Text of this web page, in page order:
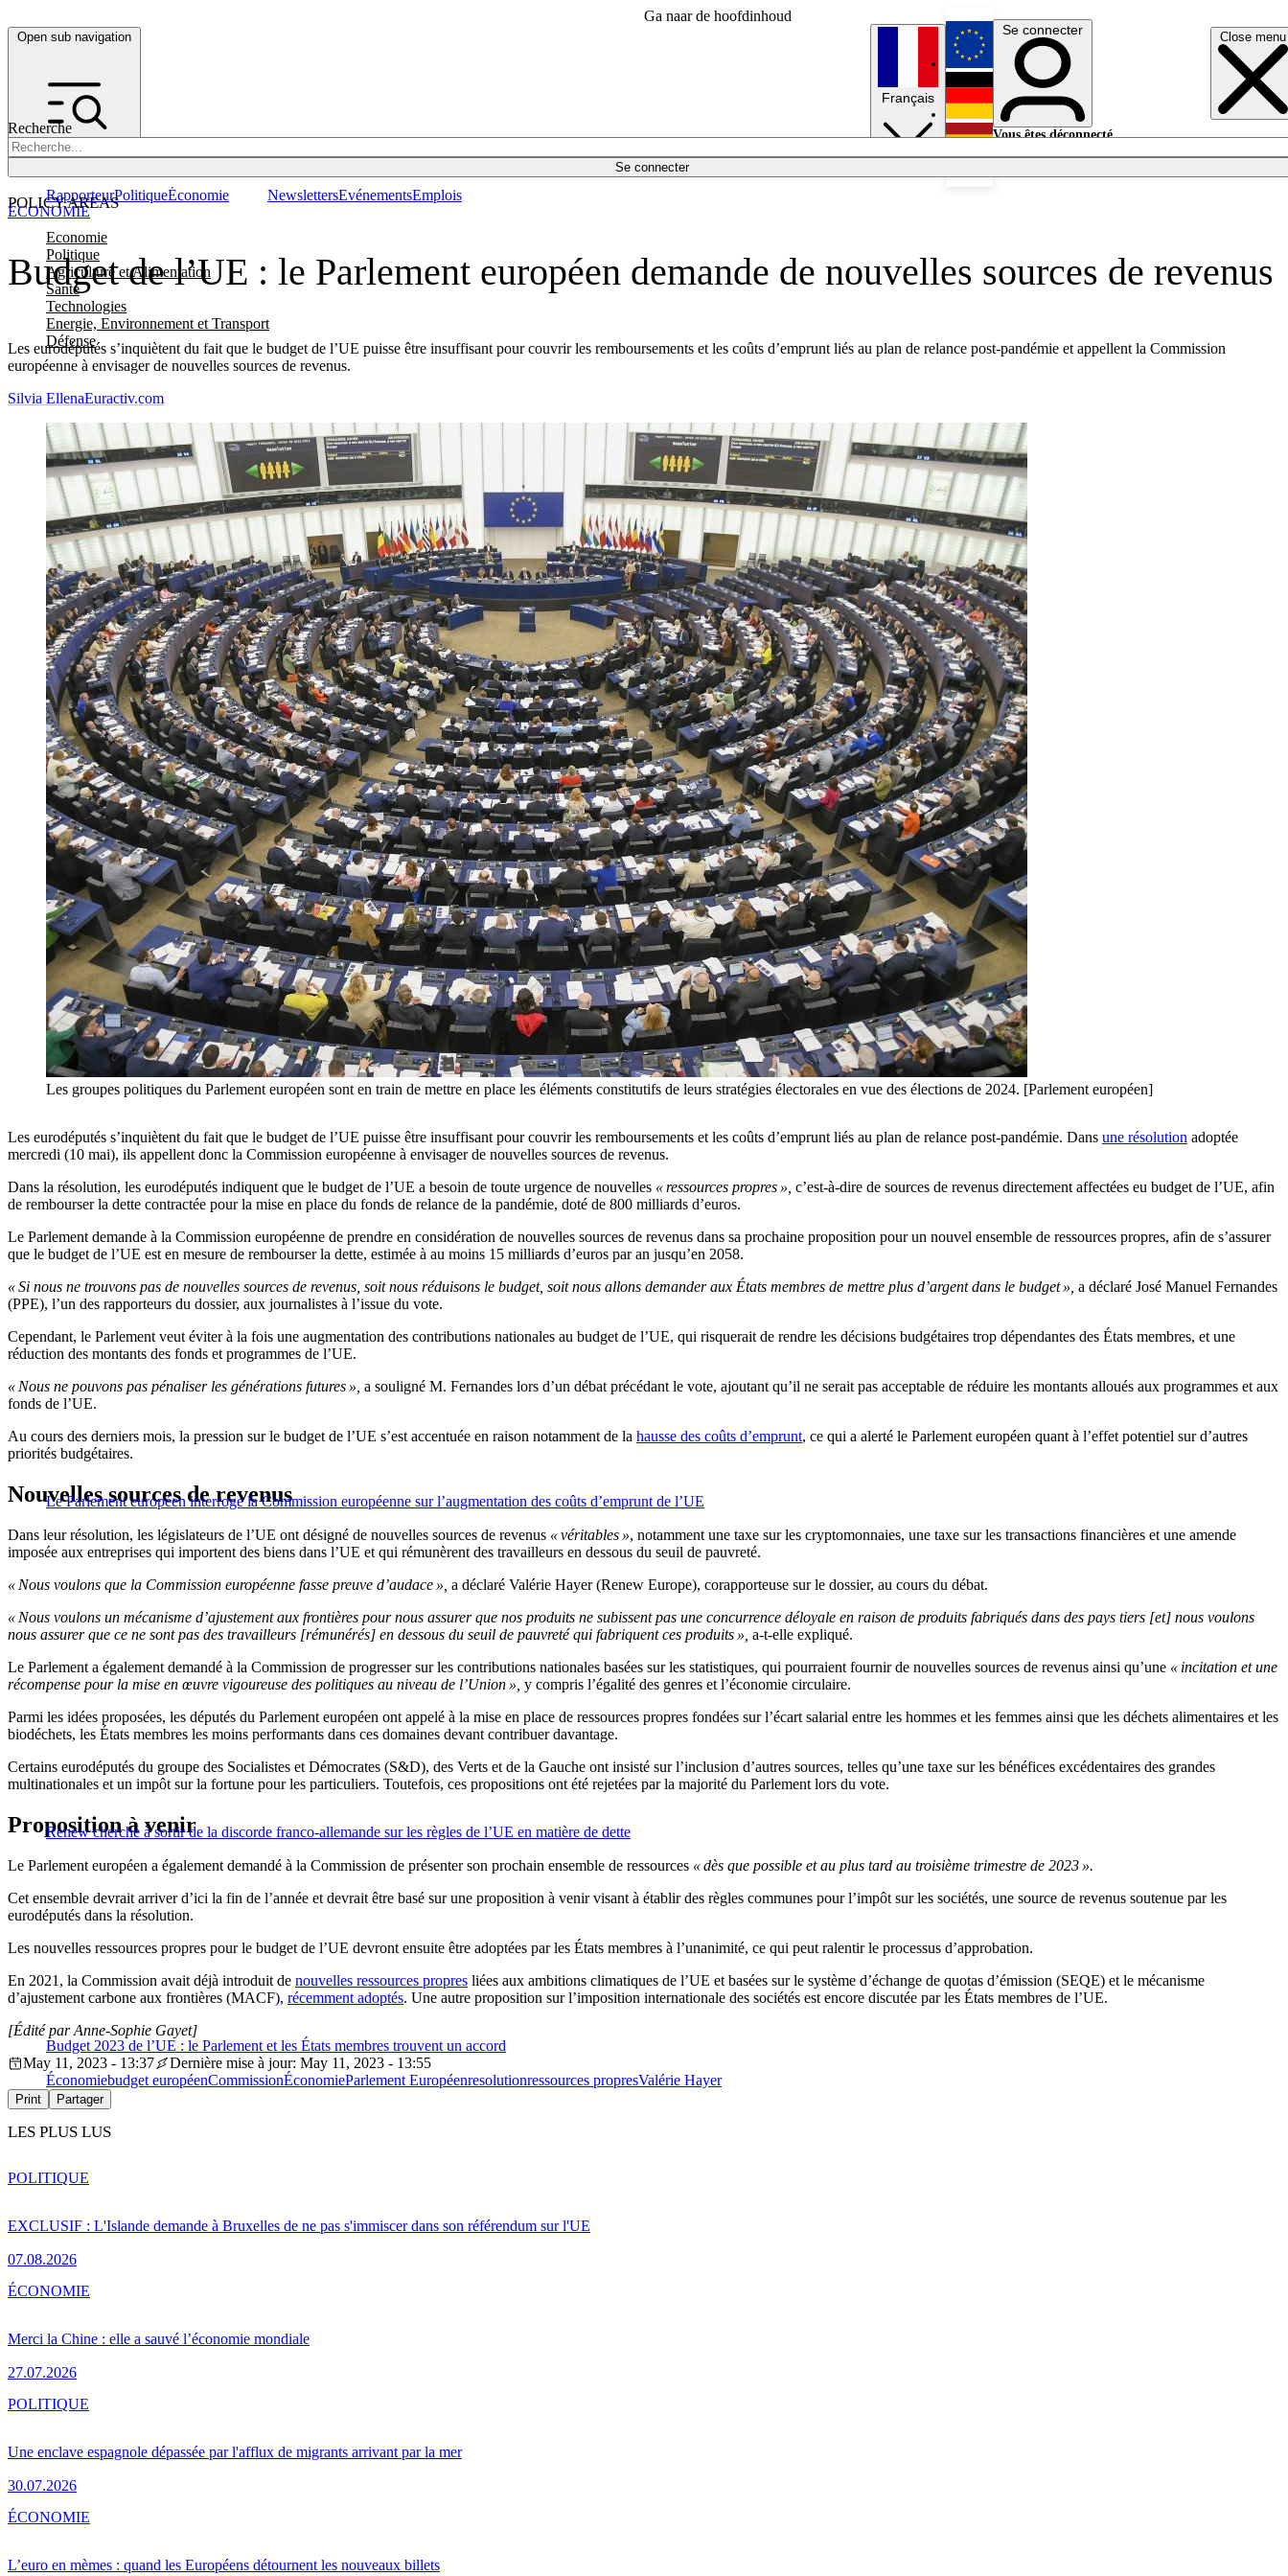
Ga naar de hoofdinhoud
Open sub navigation Close menu
Recherche
Se connecter
POLICY AREAS
Economie
Politique
Agriculture et Alimentation
Santé
Technologies
Energie, Environnement et Transport
Défense
RapporteurPolitiqueÉconomie NewslettersEvénementsEmplois
Français
English
Deutsch
Se connecter
Vous êtes déconnecté.
Budget de l’UE : le Parlement européen demande de nouvelles sources de revenus
Les eurodéputés s’inquiètent du fait que le budget de l’UE puisse être insuffisant pour couvrir les remboursements et les coûts d’emprunt liés au plan de relance post-pandémie et appellent la Commission
européenne à envisager de nouvelles sources de revenus.
ÉCONOMIE
Silvia EllenaEuractiv.com
Les groupes politiques du Parlement européen sont en train de mettre en place les éléments constitutifs de leurs stratégies électorales en vue des élections de 2024. [Parlement européen]
Les eurodéputés s’inquiètent du fait que le budget de l’UE puisse être insuffisant pour couvrir les remboursements et les coûts d’emprunt liés au plan de relance post-pandémie. Dans une résolution adoptée
mercredi (10 mai), ils appellent donc la Commission européenne à envisager de nouvelles sources de revenus.
Dans la résolution, les eurodéputés indiquent que le budget de l’UE a besoin de toute urgence de nouvelles « ressources propres », c’est-à-dire de sources de revenus directement affectées eu budget de l’UE, afin
de rembourser la dette contractée pour la mise en place du fonds de relance de la pandémie, doté de 800 milliards d’euros.
Le Parlement demande à la Commission européenne de prendre en considération de nouvelles sources de revenus dans sa prochaine proposition pour un nouvel ensemble de ressources propres, afin de s’assurer
que le budget de l’UE est en mesure de rembourser la dette, estimée à au moins 15 milliards d’euros par an jusqu’en 2058.
« Si nous ne trouvons pas de nouvelles sources de revenus, soit nous réduisons le budget, soit nous allons demander aux États membres de mettre plus d’argent dans le budget », a déclaré José Manuel Fernandes
(PPE), l’un des rapporteurs du dossier, aux journalistes à l’issue du vote.
Cependant, le Parlement veut éviter à la fois une augmentation des contributions nationales au budget de l’UE, qui risquerait de rendre les décisions budgétaires trop dépendantes des États membres, et une
réduction des montants des fonds et programmes de l’UE.
« Nous ne pouvons pas pénaliser les générations futures », a souligné M. Fernandes lors d’un débat précédant le vote, ajoutant qu’il ne serait pas acceptable de réduire les montants alloués aux programmes et aux
fonds de l’UE.
Au cours des derniers mois, la pression sur le budget de l’UE s’est accentuée en raison notamment de la hausse des coûts d’emprunt, ce qui a alerté le Parlement européen quant à l’effet potentiel sur d’autres
priorités budgétaires.
Le Parlement européen interroge la Commission européenne sur l’augmentation des coûts d’emprunt de l’UE
Nouvelles sources de revenus
Dans leur résolution, les législateurs de l’UE ont désigné de nouvelles sources de revenus « véritables », notamment une taxe sur les cryptomonnaies, une taxe sur les transactions financières et une amende
imposée aux entreprises qui importent des biens dans l’UE et qui rémunèrent des travailleurs en dessous du seuil de pauvreté.
« Nous voulons que la Commission européenne fasse preuve d’audace », a déclaré Valérie Hayer (Renew Europe), corapporteuse sur le dossier, au cours du débat.
« Nous voulons un mécanisme d’ajustement aux frontières pour nous assurer que nos produits ne subissent pas une concurrence déloyale en raison de produits fabriqués dans des pays tiers [et] nous voulons
nous assurer que ce ne sont pas des travailleurs [rémunérés] en dessous du seuil de pauvreté qui fabriquent ces produits », a-t-elle expliqué.
Le Parlement a également demandé à la Commission de progresser sur les contributions nationales basées sur les statistiques, qui pourraient fournir de nouvelles sources de revenus ainsi qu’une « incitation et une
récompense pour la mise en œuvre vigoureuse des politiques au niveau de l’Union », y compris l’égalité des genres et l’économie circulaire.
Parmi les idées proposées, les députés du Parlement européen ont appelé à la mise en place de ressources propres fondées sur l’écart salarial entre les hommes et les femmes ainsi que les déchets alimentaires et les
biodéchets, les États membres les moins performants dans ces domaines devant contribuer davantage.
Certains eurodéputés du groupe des Socialistes et Démocrates (S&D), des Verts et de la Gauche ont insisté sur l’inclusion d’autres sources, telles qu’une taxe sur les bénéfices excédentaires des grandes
multinationales et un impôt sur la fortune pour les particuliers. Toutefois, ces propositions ont été rejetées par la majorité du Parlement lors du vote.
Renew cherche à sortir de la discorde franco-allemande sur les règles de l’UE en matière de dette
Proposition à venir
Le Parlement européen a également demandé à la Commission de présenter son prochain ensemble de ressources « dès que possible et au plus tard au troisième trimestre de 2023 ».
Cet ensemble devrait arriver d’ici la fin de l’année et devrait être basé sur une proposition à venir visant à établir des règles communes pour l’impôt sur les sociétés, une source de revenus soutenue par les
eurodéputés dans la résolution.
Les nouvelles ressources propres pour le budget de l’UE devront ensuite être adoptées par les États membres à l’unanimité, ce qui peut ralentir le processus d’approbation.
En 2021, la Commission avait déjà introduit de nouvelles ressources propres liées aux ambitions climatiques de l’UE et basées sur le système d’échange de quotas d’émission (SEQE) et le mécanisme
d’ajustement carbone aux frontières (MACF), récemment adoptés. Une autre proposition sur l’imposition internationale des sociétés est encore discutée par les États membres de l’UE.
Budget 2023 de l’UE : le Parlement et les États membres trouvent un accord
[Édité par Anne-Sophie Gayet]
May 11, 2023 - 13:37
Dernière mise à jour: May 11, 2023 - 13:55
Économiebudget européenCommissionÉconomieParlement Européenresolutionressources propresValérie Hayer
Print Partager
LES PLUS LUS
EXCLUSIF : L'Islande demande à Bruxelles de ne pas s'immiscer dans son référendum sur l'UE
07.08.2026
POLITIQUE
Merci la Chine : elle a sauvé l’économie mondiale
27.07.2026
ÉCONOMIE
Une enclave espagnole dépassée par l'afflux de migrants arrivant par la mer
30.07.2026
POLITIQUE
L’euro en mèmes : quand les Européens détournent les nouveaux billets
ÉCONOMIE